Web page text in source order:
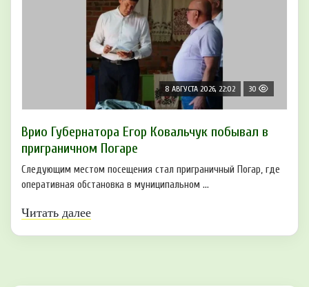
8 АВГУСТА 2026, 22:02 30
Врио Губернатора Егор Ковальчук побывал в
приграничном Погаре
Следующим местом посещения стал приграничный Погар, где
оперативная обстановка в муниципальном ...
Читать далее